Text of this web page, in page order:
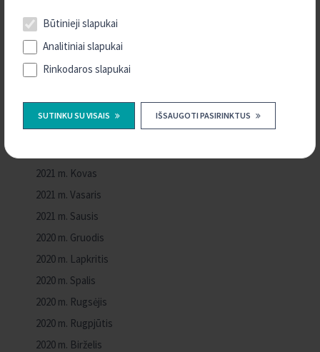
Būtinieji slapukai
Analitiniai slapukai
Rinkodaros slapukai
SUTINKU SU VISAIS IŠSAUGOTI PASIRINKTUS
2021 m. Spalis
2021 m. Rugsėjis
2021 m. Rugpjūtis
2021 m. Gegužė
2021 m. Kovas
2021 m. Vasaris
2021 m. Sausis
2020 m. Gruodis
2020 m. Lapkritis
2020 m. Spalis
2020 m. Rugsėjis
2020 m. Rugpjūtis
2020 m. Birželis